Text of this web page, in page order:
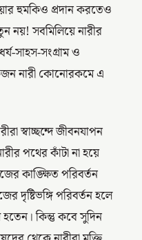
হুমকিও প্রদান করতেও
নয়! সবমিলিয়ে নারীর
সাহস-সংগ্রাম ও
নারী কোনোরকমে এ
স্বাচ্ছন্দে জীবনযাপন
পথের কাঁটা না হয়ে
কাঙ্ক্ষিত পরিবর্তন
দৃষ্টিভঙ্গি পরিবর্তন হলে
হতেন। কিন্তু কবে সুদিন